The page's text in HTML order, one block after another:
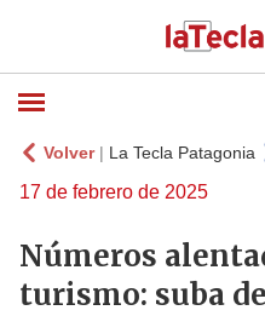
Volver| La Tecla Patagonia
17 de febrero de 2025
Números
turismo: suba